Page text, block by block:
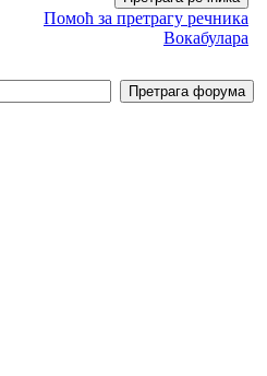
Помоћ за претрагу речника
Вокабулара